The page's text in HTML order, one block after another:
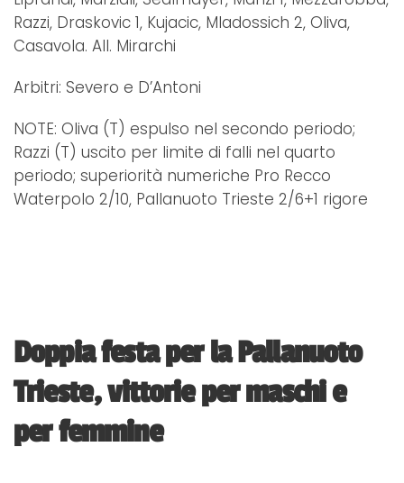
Razzi, Draskovic 1, Kujacic, Mladossich 2, Oliva,
Casavola. All. Mirarchi
Arbitri: Severo e D’Antoni
NOTE: Oliva (T) espulso nel secondo periodo;
Razzi (T) uscito per limite di falli nel quarto
periodo; superiorità numeriche Pro Recco
Waterpolo 2/10, Pallanuoto Trieste 2/6+1 rigore
Doppia festa per la Pallanuoto
Trieste, vittorie per maschi e
per femmine